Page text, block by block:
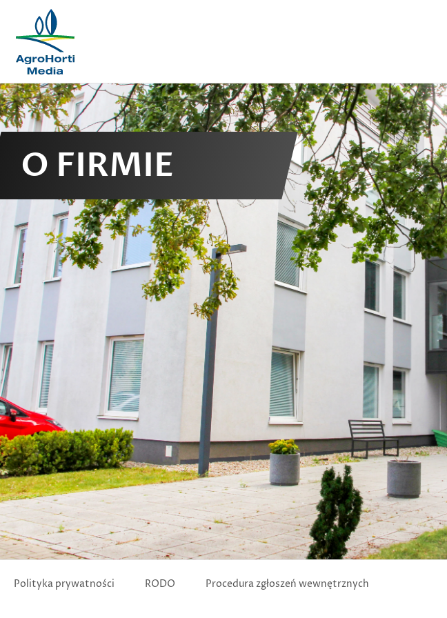
O FIRMIE
Polityka prywatności RODO Procedura zgłoszeń wewnętrznych